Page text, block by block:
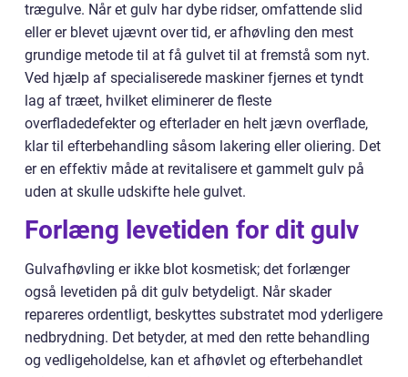
trægulve. Når et gulv har dybe ridser, omfattende slid
eller er blevet ujævnt over tid, er afhøvling den mest
grundige metode til at få gulvet til at fremstå som nyt.
Ved hjælp af specialiserede maskiner fjernes et tyndt
lag af træet, hvilket eliminerer de fleste
overfladedefekter og efterlader en helt jævn overflade,
klar til efterbehandling såsom lakering eller oliering. Det
er en effektiv måde at revitalisere et gammelt gulv på
uden at skulle udskifte hele gulvet.
Forlæng levetiden for dit gulv
Gulvafhøvling er ikke blot kosmetisk; det forlænger
også levetiden på dit gulv betydeligt. Når skader
repareres ordentligt, beskyttes substratet mod yderligere
nedbrydning. Det betyder, at med den rette behandling
og vedligeholdelse, kan et afhøvlet og efterbehandlet